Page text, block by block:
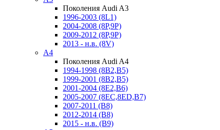
Поколения Audi A3
1996-2003 (8L1)
2004-2008 (8P,9P)
2009-2012 (8P,9P)
2013 - н.в. (8V)
A4
Поколения Audi A4
1994-1998 (8B2,B5)
1999-2001 (8B2,B5)
2001-2004 (8E2,B6)
2005-2007 (8EC,8ED,B7)
2007-2011 (B8)
2012-2014 (B8)
2015 - н.в. (B9)